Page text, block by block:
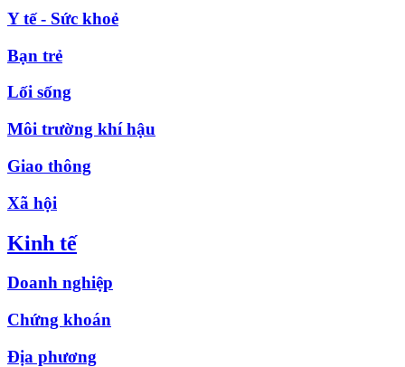
Y tế - Sức khoẻ
Bạn trẻ
Lối sống
Môi trường khí hậu
Giao thông
Xã hội
Kinh tế
Doanh nghiệp
Chứng khoán
Địa phương